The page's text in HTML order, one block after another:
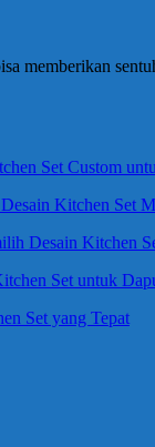
memberikan
Set Custom
Desain Kitchen Set
Desain Kitchen
Set untuk
Set yang Tepat